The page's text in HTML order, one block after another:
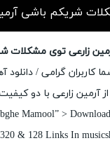
شریکم باشی
زارعی توی مشکلات
کاربران گرامی /
زارعی با دو کیفیت ۳۲۰ و
Mamool” >
320 & 128 Links In